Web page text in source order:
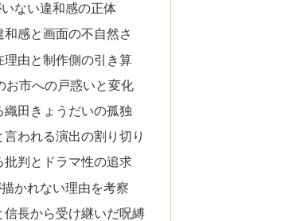
ない違和感の正体
感と画面の不自然さ
由と制作側の引き算
お市への戸惑いと変化
田きょうだいの孤独
われる演出の割り切り
判とドラマ性の追求
かれない理由を考察
長から受け継いだ呪縛